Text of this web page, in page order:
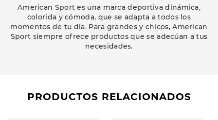
American Sport es una marca deportiva dinámica,
colorida y cómoda, que se adapta a todos los
momentos de tu día. Para grandes y chicos, American
Sport siempre ofrece productos que se adecúan a tus
necesidades.
PRODUCTOS RELACIONADOS